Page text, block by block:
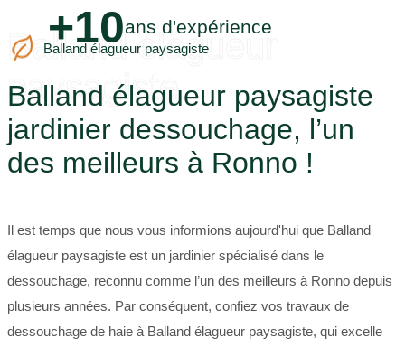
+10ans d'expérience
Balland élagueur paysagiste
Balland élagueur
paysagiste
Balland élagueur paysagiste
jardinier dessouchage, l’un
des meilleurs à Ronno !
Il est temps que nous vous informions aujourd'hui que Balland
élagueur paysagiste est un jardinier spécialisé dans le
dessouchage, reconnu comme l’un des meilleurs à Ronno depuis
plusieurs années. Par conséquent, confiez vos travaux de
dessouchage de haie à Balland élagueur paysagiste, qui excelle